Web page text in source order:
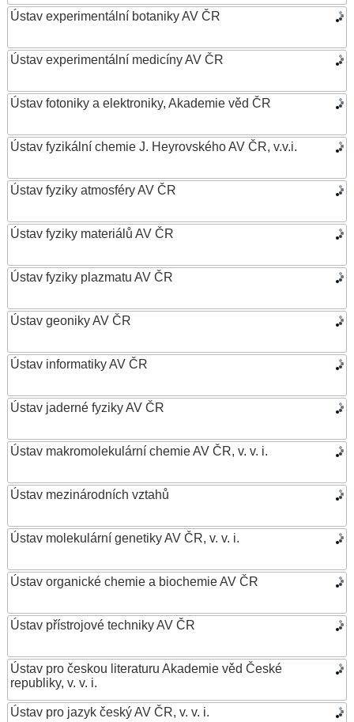
Ústav experimentální botaniky AV ČR
Ústav experimentální medicíny AV ČR
Ústav fotoniky a elektroniky, Akademie věd ČR
Ústav fyzikální chemie J. Heyrovského AV ČR, v.v.i.
Ústav fyziky atmosféry AV ČR
Ústav fyziky materiálů AV ČR
Ústav fyziky plazmatu AV ČR
Ústav geoniky AV ČR
Ústav informatiky AV ČR
Ústav jaderné fyziky AV ČR
Ústav makromolekulární chemie AV ČR, v. v. i.
Ústav mezinárodních vztahů
Ústav molekulární genetiky AV ČR, v. v. i.
Ústav organické chemie a biochemie AV ČR
Ústav přístrojové techniky AV ČR
Ústav pro českou literaturu Akademie věd České
republiky, v. v. i.
Ústav pro jazyk český AV ČR, v. v. i.